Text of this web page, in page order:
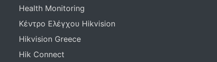
Health Monitoring
Κέντρο Ελέγχου Hikvision
Hikvision Greece
Hik Connect